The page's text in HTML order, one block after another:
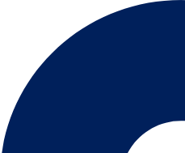
Brasserie Mario Tremblay